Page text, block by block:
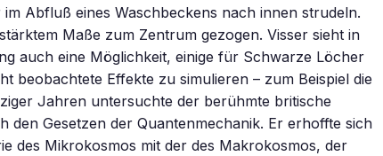
Abfluß eines Waschbeckens nach innen strudeln.
Maße zum Zentrum gezogen. Visser sieht in
auch eine Möglichkeit, einige für Schwarze Löcher
beobachtete Effekte zu simulieren – zum Beispiel die
Jahren untersuchte der berühmte britische
den Gesetzen der Quantenmechanik. Er erhoffte sich
des Mikrokosmos mit der des Makrokosmos, der